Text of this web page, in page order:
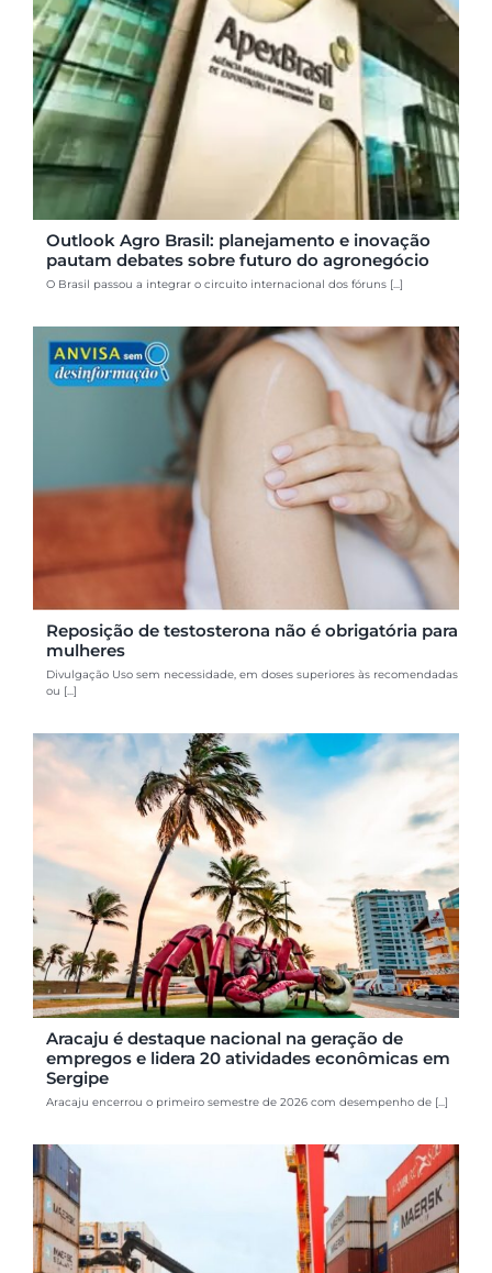
Outlook Agro Brasil: planejamento e inovação
pautam debates sobre futuro do agronegócio
O Brasil passou a integrar o circuito internacional dos fóruns [...]
Reposição de testosterona não é obrigatória para
mulheres
Divulgação Uso sem necessidade, em doses superiores às recomendadas
ou [...]
Aracaju é destaque nacional na geração de
empregos e lidera 20 atividades econômicas em
Sergipe
Aracaju encerrou o primeiro semestre de 2026 com desempenho de [...]